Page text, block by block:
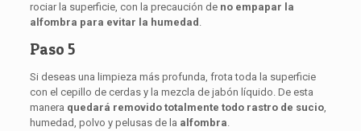
rociar la superficie, con la precaución de no empapar la
alfombra para evitar la humedad .
Paso 5
Si deseas una limpieza más profunda, frota toda la superficie
con el cepillo de cerdas y la mezcla de jabón líquido. De esta
manera quedará removido totalmente todo rastro de sucio,
humedad, polvo y pelusas de la alfombra.